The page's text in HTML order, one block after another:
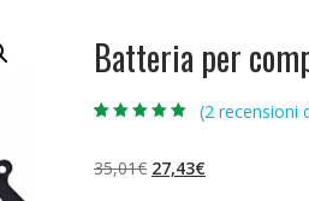
Batteria per
base di
recensioni
(2 recensioni
35,01€ Il
27,43€Il